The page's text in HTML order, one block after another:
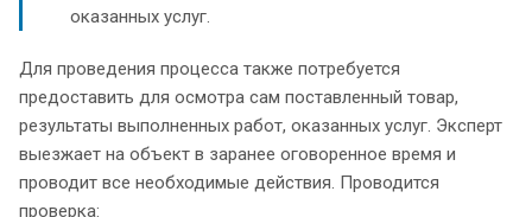
оказанных услуг.
Для проведения процесса также потребуется
предоставить для осмотра сам поставленный товар,
результаты выполненных работ, оказанных услуг. Эксперт
выезжает на объект в заранее оговоренное время и
проводит все необходимые действия. Проводится
проверка: